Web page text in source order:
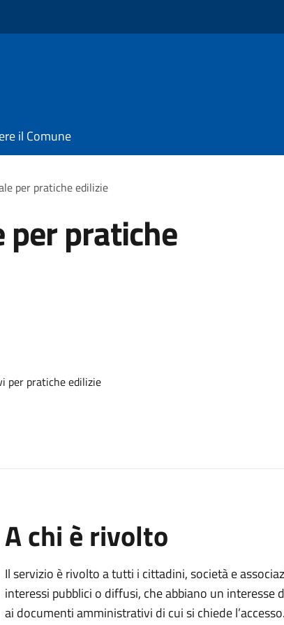
il Comune
per pratiche edilizie
per pratiche
per pratiche edilizie
A chi è rivolto
Il servizio è rivolto a tutti i cittadini, società e
interessi pubblici o diffusi, che abbiano un
ai documenti amministrativi di cui si chiede l’accesso.